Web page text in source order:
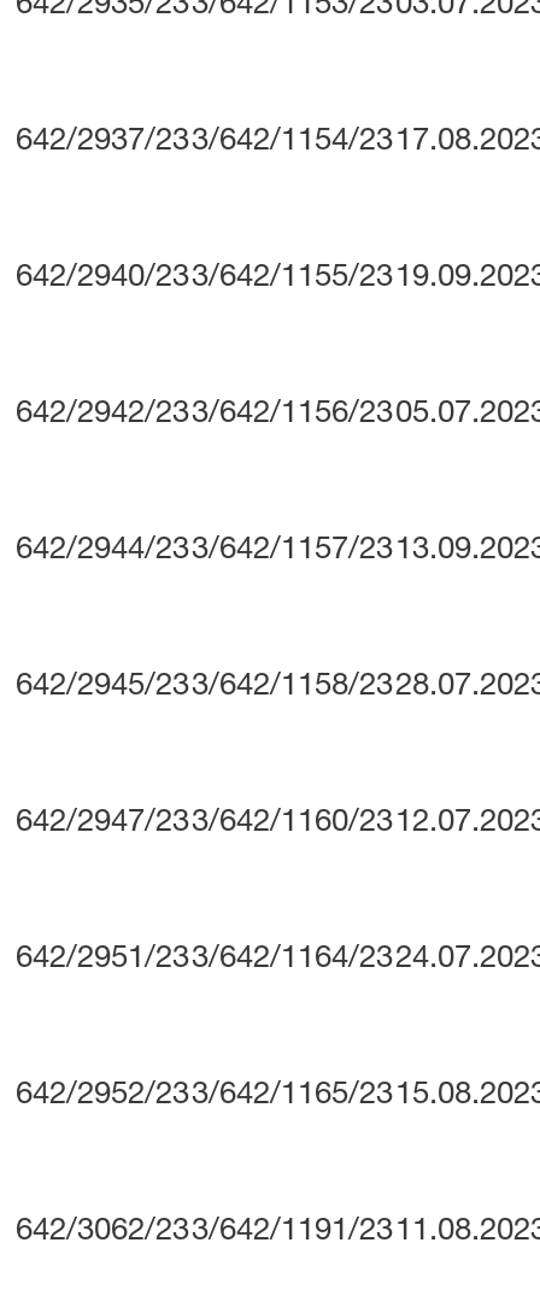
642/2937/233/642/1154/23
642/2940/233/642/1155/23
642/2942/233/642/1156/23
642/2944/233/642/1157/23
642/2945/233/642/1158/23
642/2947/233/642/1160/23
642/2951/233/642/1164/23
642/2952/233/642/1165/23
642/3062/233/642/1191/23